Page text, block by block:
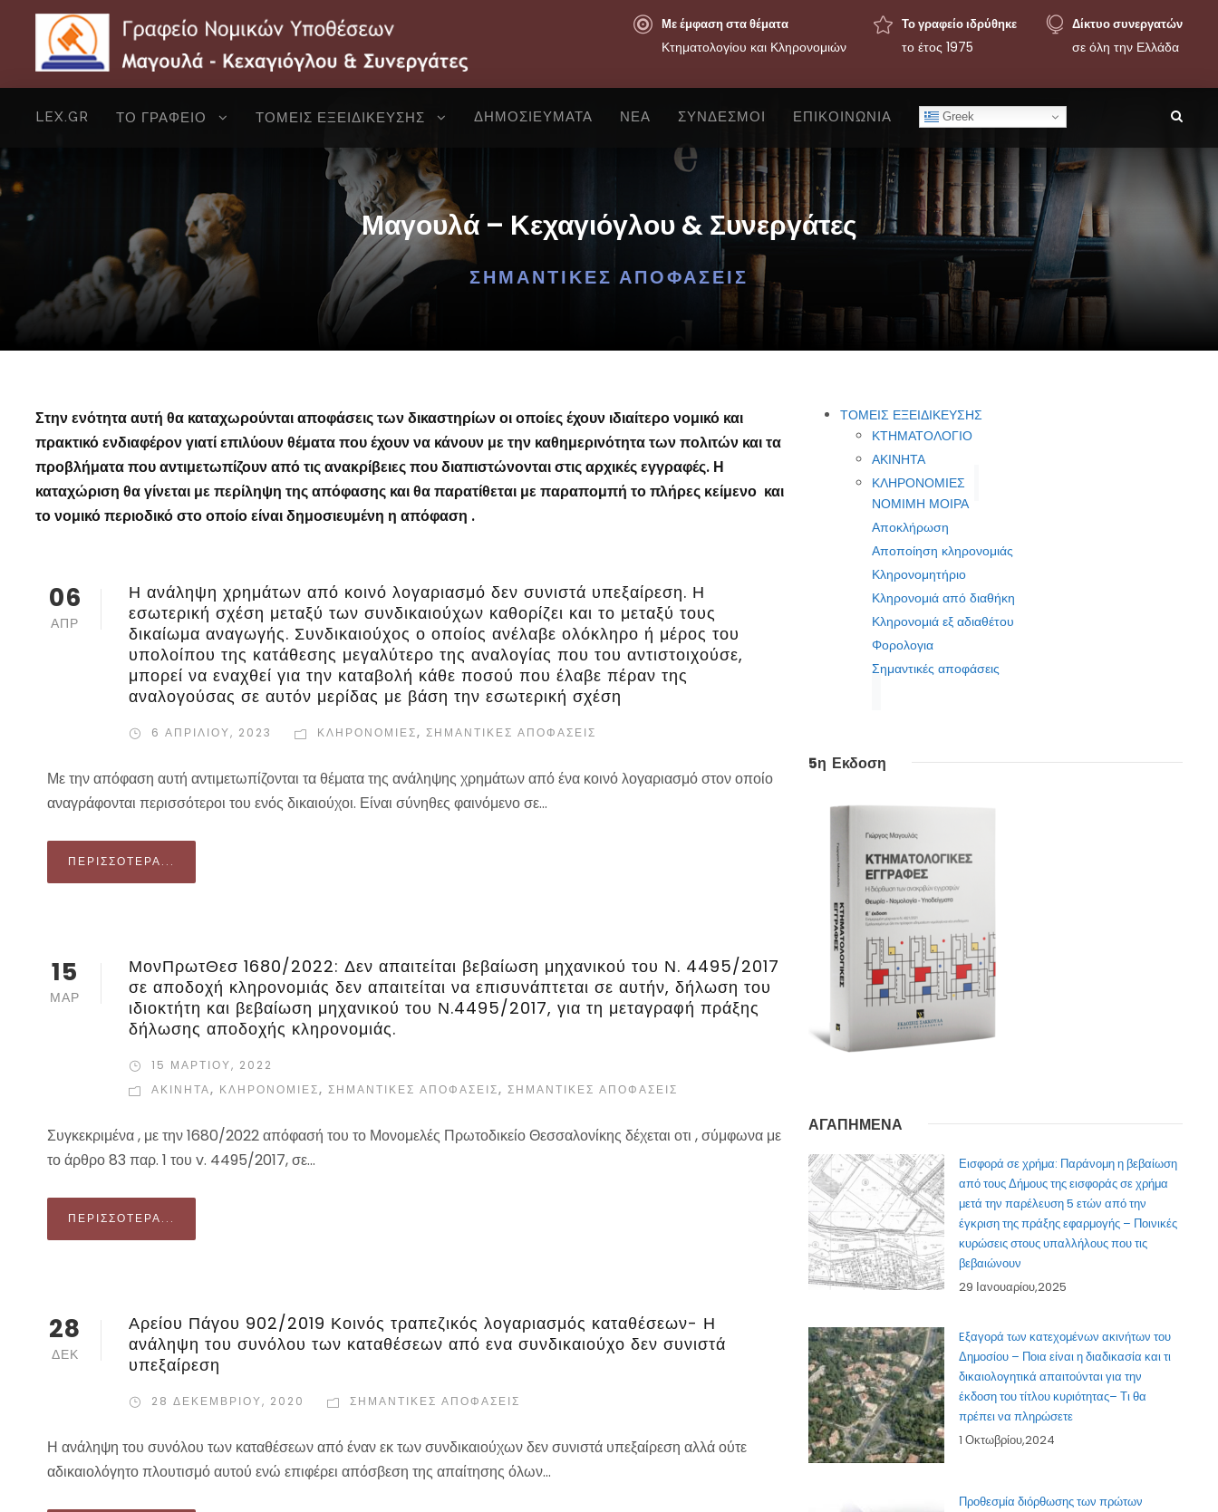
Με έμφαση στα θέματα
Κτηματολογίου και Κληρονομιών
Το γραφείο ιδρύθηκε
το έτος 1975
Δίκτυο συνεργατών
σε όλη την Ελλάδα
LEX.GR ΤΟ ΓΡΑΦΕΙΟ ΤΟΜΕΙΣ ΕΞΕΙΔΙΚΕΥΣΗΣ ΔΗΜΟΣΙΕΥΜΑΤΑ ΝΕΑ ΣΥΝΔΕΣΜΟΙ ΕΠΙΚΟΙΝΩΝΙΑ Greek
Μαγουλά – Κεχαγιόγλου & Συνεργάτες
ΣΗΜΑΝΤΙΚΈΣ ΑΠΟΦΆΣΕΙΣ
Στην ενότητα αυτή θα καταχωρούνται αποφάσεις των δικαστηρίων οι οποίες έχουν ιδιαίτερο νομικό και
πρακτικό ενδιαφέρον γιατί επιλύουν θέματα που έχουν να κάνουν με την καθημερινότητα των πολιτών και τα
προβλήματα που αντιμετωπίζουν από τις ανακρίβειες που διαπιστώνονται στις αρχικές εγγραφές. Η
καταχώριση θα γίνεται με περίληψη της απόφασης και θα παρατίθεται με παραπομπή το πλήρες κείμενο και
το νομικό περιοδικό στο οποίο είναι δημοσιευμένη η απόφαση .
06
ΑΠΡ
Η ανάληψη χρημάτων από κοινό λογαριασμό δεν συνιστά υπεξαίρεση. Η
εσωτερική σχέση μεταξύ των συνδικαιούχων καθορίζει και το μεταξύ τους
δικαίωμα αναγωγής. Συνδικαιούχος ο οποίος ανέλαβε ολόκληρο ή μέρος του
υπολοίπου της κατάθεσης μεγαλύτερο της αναλογίας που του αντιστοιχούσε,
μπορεί να εναχθεί για την καταβολή κάθε ποσού που έλαβε πέραν της
αναλογούσας σε αυτόν μερίδας με βάση την εσωτερική σχέση
6 ΑΠΡΙΛΊΟΥ, 2023 ΚΛΗΡΟΝΟΜΙΕΣ, ΣΗΜΑΝΤΙΚΈΣ ΑΠΟΦΆΣΕΙΣ
Με την απόφαση αυτή αντιμετωπίζονται τα θέματα της ανάληψης χρημάτων από ένα κοινό λογαριασμό στον οποίο
αναγράφονται περισσότεροι του ενός δικαιούχοι. Είναι σύνηθες φαινόμενο σε...
ΠΕΡΙΣΣΌΤΕΡΑ...
15
ΜΑΡ
ΜονΠρωτΘεσ 1680/2022: Δεν απαιτείται βεβαίωση μηχανικού του Ν. 4495/2017
σε αποδοχή κληρονομιάς δεν απαιτείται να επισυνάπτεται σε αυτήν, δήλωση του
ιδιοκτήτη και βεβαίωση μηχανικού του Ν.4495/2017, για τη μεταγραφή πράξης
δήλωσης αποδοχής κληρονομιάς.
15 ΜΑΡΤΊΟΥ, 2022
ΑΚΙΝΗΤΑ, ΚΛΗΡΟΝΟΜΙΕΣ, ΣΗΜΑΝΤΙΚΈΣ ΑΠΟΦΆΣΕΙΣ, ΣΗΜΑΝΤΙΚΈΣ ΑΠΟΦΆΣΕΙΣ
Συγκεκριμένα , με την 1680/2022 απόφασή του το Μονομελές Πρωτοδικείο Θεσσαλονίκης δέχεται οτι , σύμφωνα με
το άρθρο 83 παρ. 1 του v. 4495/2017, σε...
ΠΕΡΙΣΣΌΤΕΡΑ...
28
ΔΕΚ
Αρείου Πάγου 902/2019 Κοινός τραπεζικός λογαριασμός καταθέσεων- Η
ανάληψη του συνόλου των καταθέσεων από ενα συνδικαιούχο δεν συνιστά
υπεξαίρεση
28 ΔΕΚΕΜΒΡΊΟΥ, 2020 ΣΗΜΑΝΤΙΚΈΣ ΑΠΟΦΆΣΕΙΣ
Η ανάληψη του συνόλου των καταθέσεων από έναν εκ των συνδικαιούχων δεν συνιστά υπεξαίρεση αλλά ούτε
αδικαιολόγητο πλουτισμό αυτού ενώ επιφέρει απόσβεση της απαίτησης όλων...
ΤΟΜΕΙΣ ΕΞΕΙΔΙΚΕΥΣΗΣ
ΚΤΗΜΑΤΟΛΟΓΙΟ
ΑΚΙΝΗΤΑ
ΚΛΗΡΟΝΟΜΙΕΣ
ΝΟΜΙΜΗ ΜΟΙΡΑ
Αποκλήρωση
Αποποίηση κληρονομιάς
Κληρονομητήριο
Κληρονομιά από διαθήκη
Κληρονομιά εξ αδιαθέτου
Φορολογια
Σημαντικές αποφάσεις
5η Εκδοση
ΑΓΑΠΗΜΕΝΑ
Εισφορά σε χρήμα: Παράνομη η βεβαίωση
από τους Δήμους της εισφοράς σε χρήμα
μετά την παρέλευση 5 ετών από την
έγκριση της πράξης εφαρμογής – Ποινικές
κυρώσεις στους υπαλλήλους που τις
βεβαιώνουν
29 Ιανουαρίου,2025
Eξαγορά των κατεχομένων ακινήτων του
Δημοσίου – Ποια είναι η διαδικασία και τι
δικαιολογητικά απαιτούνται για την
έκδοση του τίτλου κυριότητας– Τι θα
πρέπει να πληρώσετε
1 Οκτωβρίου,2024
Προθεσμία διόρθωσης των πρώτων